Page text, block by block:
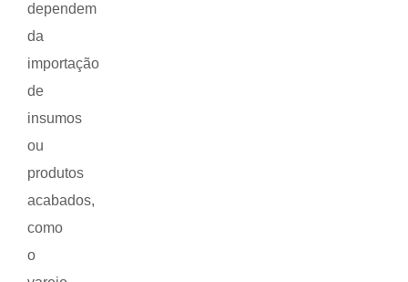
dependem
da
importação
de
insumos
ou
produtos
acabados,
como
o